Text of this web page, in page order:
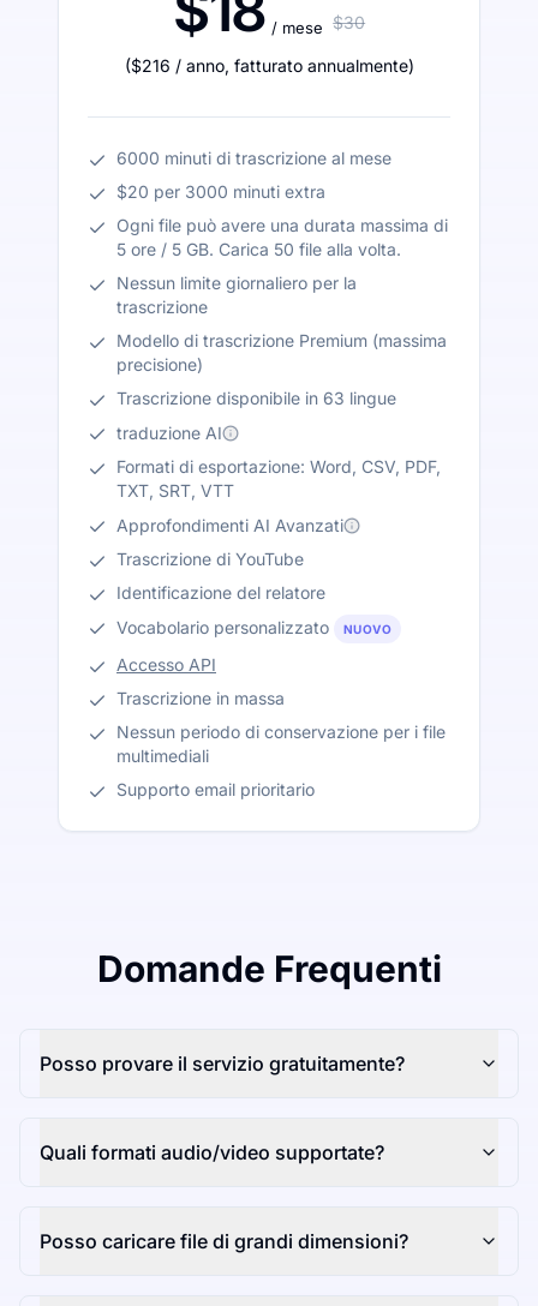
/ mese $30
($216 / anno, fatturato annualmente)
6000 minuti di trascrizione al mese
$20 per 3000 minuti extra
Ogni file può avere una durata massima di
5 ore / 5 GB. Carica 50 file alla volta.
Nessun limite giornaliero per la
trascrizione
Modello di trascrizione Premium (massima
precisione)
Trascrizione disponibile in 63 lingue
traduzione AI
Formati di esportazione: Word, CSV, PDF,
TXT, SRT, VTT
Approfondimenti AI Avanzati
Trascrizione di YouTube
Identificazione del relatore
Vocabolario personalizzato
NUOVO
Accesso API
Trascrizione in massa
Nessun periodo di conservazione per i file
multimediali
Supporto email prioritario
Domande Frequenti
Posso provare il servizio gratuitamente?
Quali formati audio/video supportate?
Posso caricare file di grandi dimensioni?